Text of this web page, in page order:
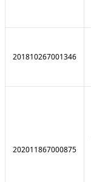
201810267001346
202011867000875